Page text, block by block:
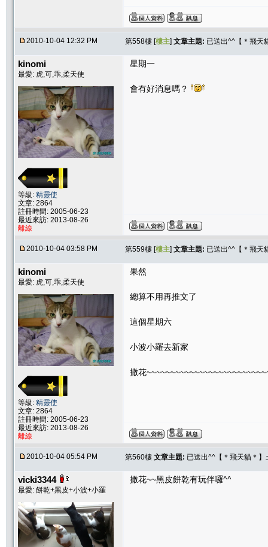
2010-10-04 12:32 PM 第558樓 [樓主] 文章主題: 已送出^^【＊飛天
kinomi
最愛: 虎,可,乖,柔天使
等級: 精靈使
文章: 2864
註冊時間: 2005-06-23
最近來訪: 2013-08-26
離線
星期一
會有好消息嗎？
2010-10-04 03:58 PM 第559樓 [樓主] 文章主題: 已送出^^【＊飛天
kinomi
最愛: 虎,可,乖,柔天使
等級: 精靈使
文章: 2864
註冊時間: 2005-06-23
最近來訪: 2013-08-26
離線
果然
總算不用再推文了
這個星期六
小波小羅去新家
撒花
2010-10-04 05:54 PM 第560樓 文章主題: 已送出^^【＊飛天貓＊】
vicki3344
最愛: 餅乾+黑皮+小波+小羅
撒花~~黑皮餅乾有玩伴囉^^